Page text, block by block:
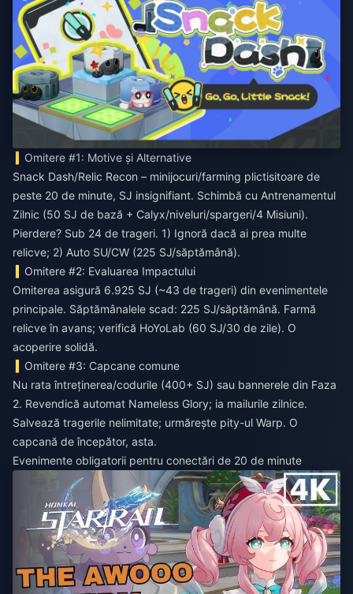
Omitere #1: Motive și Alternative
Snack Dash/Relic Recon – minijocuri/farming plictisitoare de
peste 20 de minute, SJ insignifiant. Schimbă cu Antrenamentul
Zilnic (50 SJ de bază + Calyx/niveluri/spargeri/4 Misiuni).
Pierdere? Sub 24 de trageri. 1) Ignoră dacă ai prea multe
relicve; 2) Auto SU/CW (225 SJ/săptămână).
Omitere #2: Evaluarea Impactului
Omiterea asigură 6.925 SJ (~43 de trageri) din evenimentele
principale. Săptămânalele scad: 225 SJ/săptămână. Farmă
relicve în avans; verifică HoYoLab (60 SJ/30 de zile). O
acoperire solidă.
Omitere #3: Capcane comune
Nu rata întreținerea/codurile (400+ SJ) sau bannerele din Faza
2. Revendică automat Nameless Glory; ia mailurile zilnice.
Salvează tragerile nelimitate; urmărește pity-ul Warp. O
capcană de începător, asta.
Evenimente obligatorii pentru conectări de 20 de minute